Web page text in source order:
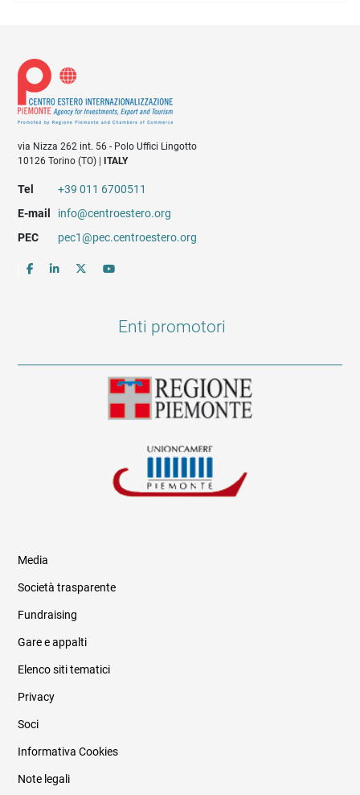
via Nizza 262 int. 56 - Polo Uffici Lingotto
10126 Torino (TO) |
ITALY
Tel
+39 011 6700511
E-mail
info@centroestero.org
PEC
pec1@pec.centroestero.org
Enti promotori
Informazioni legali e trasparenza
Media
Società trasparente
Fundraising
Gare e appalti
Elenco siti tematici
Privacy
Soci
Informativa Cookies
Note legali